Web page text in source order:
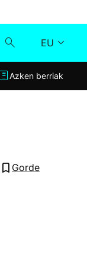
EU
Klisk
Azken berriak
Gorde